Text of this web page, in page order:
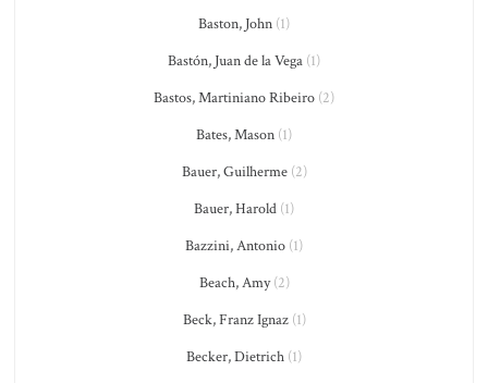
Baston, John (1)
Bastón, Juan de la Vega (1)
Bastos, Martiniano Ribeiro (2)
Bates, Mason (1)
Bauer, Guilherme(2)
Bauer, Harold (1)
Bazzini, Antonio (1)
Beach, Amy(2)
Beck, Franz Ignaz(1)
Becker, Dietrich (1)